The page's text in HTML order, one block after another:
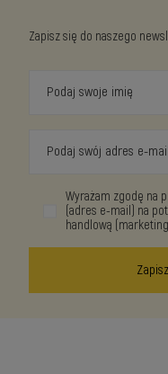
Zapisz się do naszego
Podaj swoje imię
Podaj swój adres e-mail
Wyrażam zgodę na
(adres e-mail) na
handlową